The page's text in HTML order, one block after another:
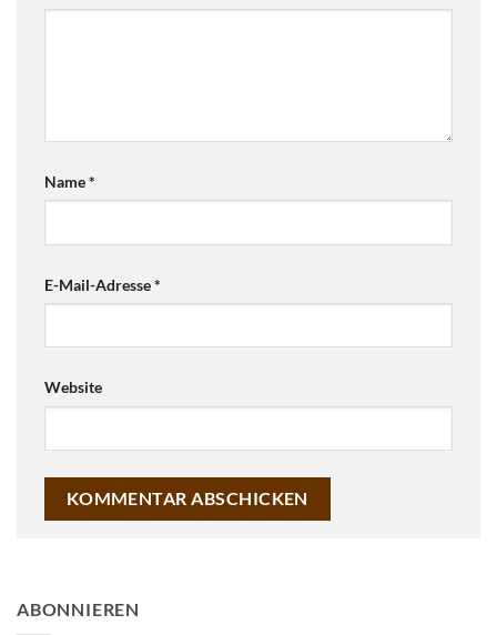
Name*
E-Mail-Adresse*
Website
ABONNIEREN